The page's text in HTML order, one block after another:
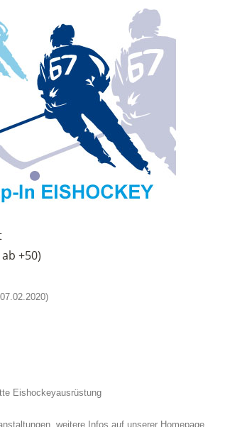
+50)
Eishockeyausrüstung
weitere Infos auf unserer Homepage.